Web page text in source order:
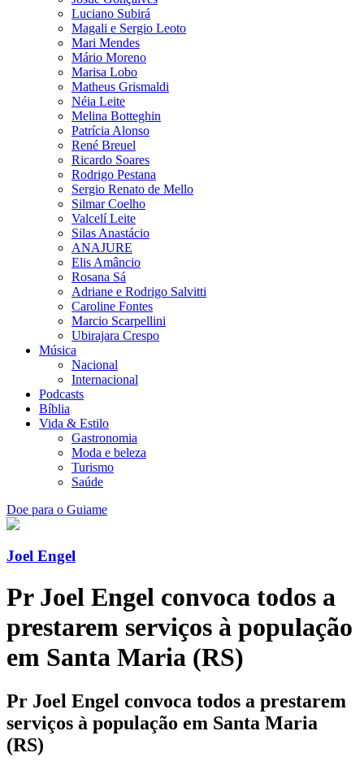
Luciano Subirá
Magali e Sergio Leoto
Mari Mendes
Mário Moreno
Marisa Lobo
Matheus Grismaldi
Néia Leite
Melina Botteghin
Patrícia Alonso
René Breuel
Ricardo Soares
Rodrigo Pestana
Sergio Renato de Mello
Silmar Coelho
Valcelí Leite
Silas Anastácio
ANAJURE
Elis Amâncio
Rosana Sá
Adriane e Rodrigo Salvitti
Caroline Fontes
Marcio Scarpellini
Ubirajara Crespo
Música
Nacional
Internacional
Podcasts
Bíblia
Vida & Estilo
Gastronomia
Moda e beleza
Turismo
Saúde
Doe para o Guiame
Joel Engel
Pr Joel Engel convoca todos a
prestarem serviços à população
em Santa Maria (RS)
Pr Joel Engel convoca todos a prestarem
serviços à população em Santa Maria
(RS)